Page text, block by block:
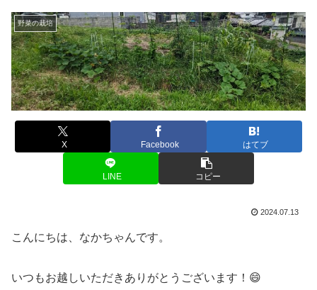
野菜の栽培
X Facebook はてブ
LINE コピー
2024.07.13
こんにちは、なかちゃんです。
いつもお越しいただきありがとうございます！😄